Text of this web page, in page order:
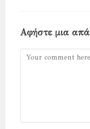
Αφήστε μια
Comment